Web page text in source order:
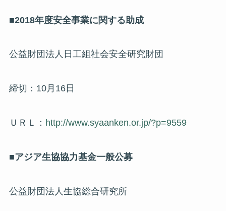
■2018年度安全事業に関する助成
公益財団法人日工組社会安全研究財団
締切：10月16日
ＵＲＬ： http://www.syaanken.or.jp/?p=9559
■アジア生協協力基金一般公募
公益財団法人生協総合研究所